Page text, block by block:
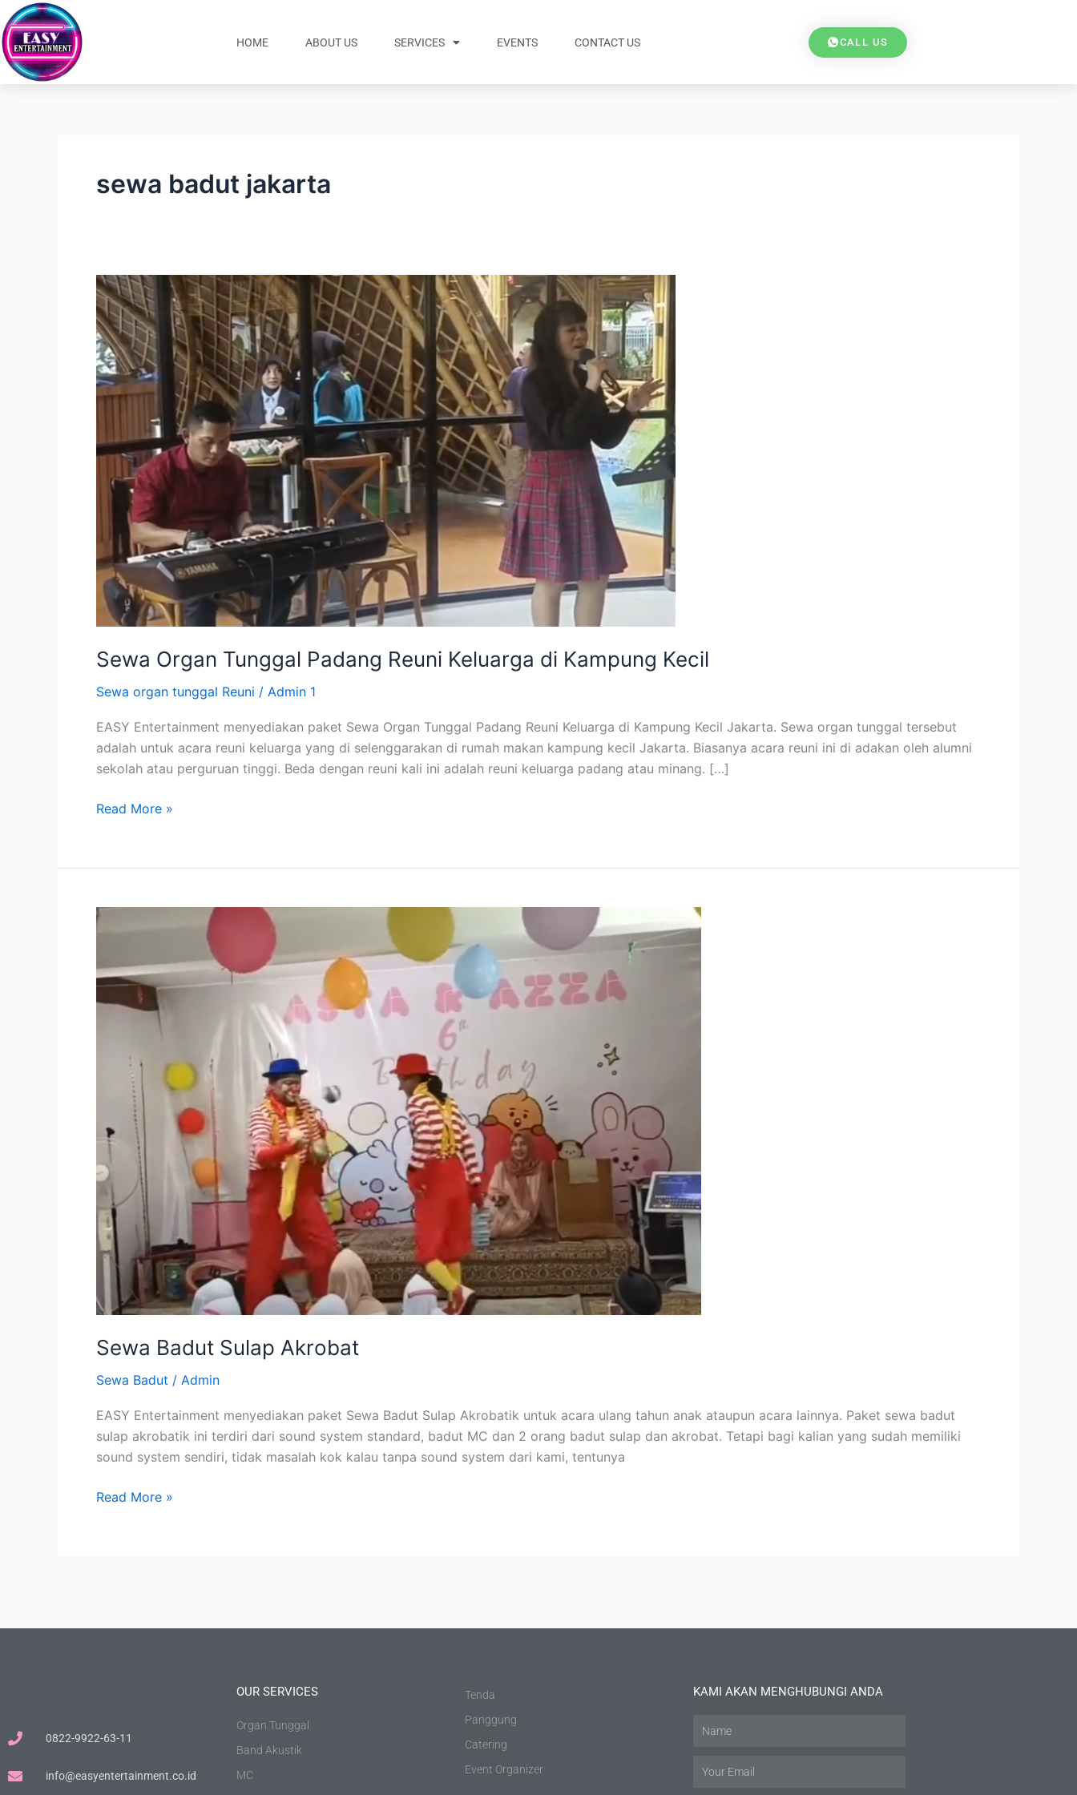
Lewati
ke
konten
HOME ABOUT US SERVICES EVENTS CONTACT US CALL US
sewa badut jakarta
Sewa Organ Tunggal Padang Reuni Keluarga di Kampung Kecil
Sewa organ tunggal Reuni / Admin 1
EASY Entertainment menyediakan paket Sewa Organ Tunggal Padang Reuni Keluarga di Kampung Kecil Jakarta. Sewa organ tunggal tersebut
adalah untuk acara reuni keluarga yang di selenggarakan di rumah makan kampung kecil Jakarta. Biasanya acara reuni ini di adakan oleh alumni
sekolah atau perguruan tinggi. Beda dengan reuni kali ini adalah reuni keluarga padang atau minang. […]
Sewa
Organ
Tunggal
Padang
Reuni
Keluarga
Kampung
Kecil
Read More »
Sewa Badut Sulap Akrobat
Sewa Badut / Admin
EASY Entertainment menyediakan paket Sewa Badut Sulap Akrobatik untuk acara ulang tahun anak ataupun acara lainnya. Paket sewa badut
sulap akrobatik ini terdiri dari sound system standard, badut MC dan 2 orang badut sulap dan akrobat. Tetapi bagi kalian yang sudah memiliki
sound system sendiri, tidak masalah kok kalau tanpa sound system dari kami, tentunya
Sewa
Akrobat
Read More »
0822-9922-63-11
info@easyentertainment.co.id
OUR SERVICES
Organ Tunggal
Band Akustik
MC
Tenda
Panggung
Catering
Event Organizer
KAMI AKAN MENGHUBUNGI ANDA
Name
Email